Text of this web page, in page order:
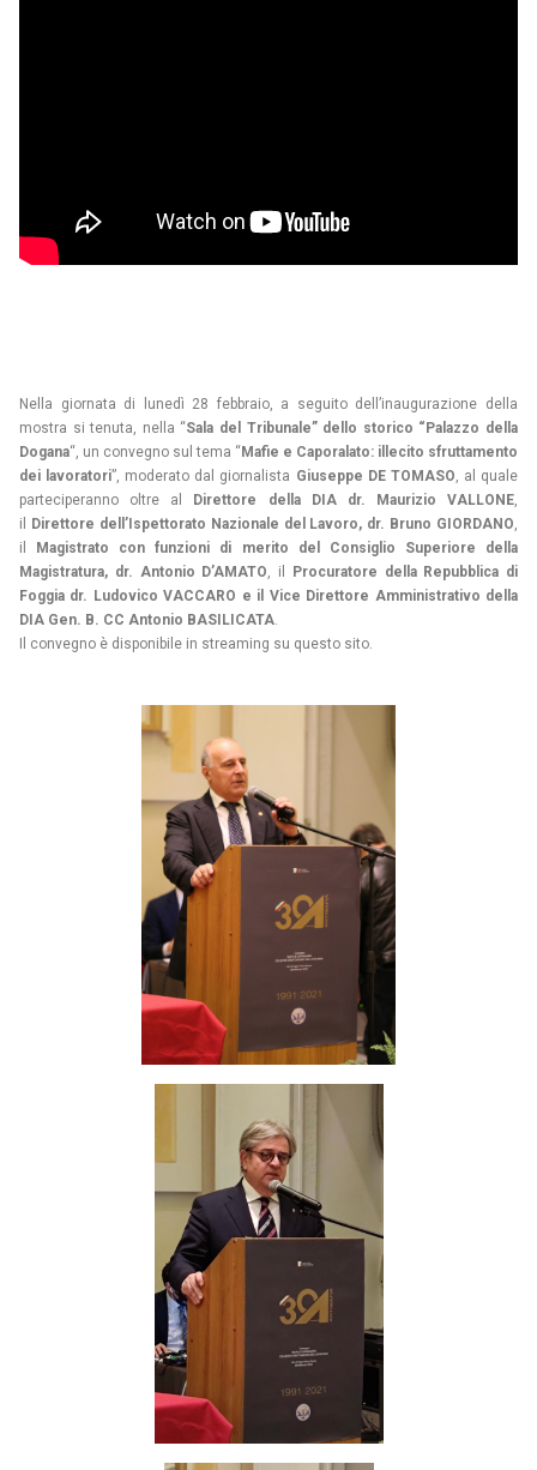
Nella giornata di lunedì 28 febbraio, a seguito dell’inaugurazione della
mostra si tenuta, nella “Sala del Tribunale” dello storico “Palazzo della
Dogana“, un convegno sul tema “Mafie e Caporalato: illecito sfruttamento
dei lavoratori”, moderato dal giornalista Giuseppe DE TOMASO , al quale
parteciperanno oltre al Direttore della DIA dr. Maurizio VALLONE
il Direttore dell’Ispettorato Nazionale del Lavoro, dr. Bruno GIORDANO
il Magistrato con funzioni di merito del Consiglio Superiore della
Magistratura, dr. Antonio D’AMATO , il Procuratore della Repubblica di
Foggia dr. Ludovico VACCARO e il Vice Direttore Amministrativo della
DIA Gen. B. CC Antonio BASILICATA
Il convegno è disponibile in streaming su questo sito.